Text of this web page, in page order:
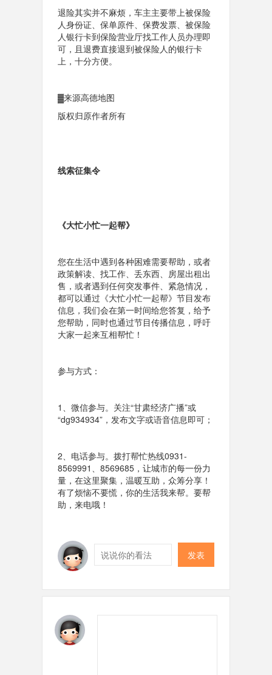
退险其实并不麻烦，车主主要带上被保险
人身份证、保单原件、保费发票、被保险
人银行卡到保险营业厅找工作人员办理即
可，且退费直接退到被保险人的银行卡
上，十分方便。
▓来源高德地图
版权归原作者所有
线索征集令
《大忙小忙一起帮》
您在生活中遇到各种困难需要帮助，或者
政策解读、找工作、丢东西、房屋出租出
售，或者遇到任何突发事件、紧急情况，
都可以通过《大忙小忙一起帮》节目发布
信息，我们会在第一时间给您答复，给予
您帮助，同时也通过节目传播信息，呼吁
大家一起来互相帮忙！
参与方式：
1、微信参与。关注“甘肃经济广播”或
“dg934934”，发布文字或语音信息即可；
2、电话参与。拨打帮忙热线0931-
8569991、8569685，让城市的每一份力
量，在这里聚集，温暖互助，众筹分享！
有了烦恼不要慌，你的生活我来帮。要帮
助，来电哦！
发表